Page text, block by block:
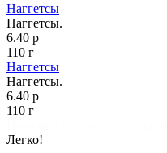
Наггетсы
Наггетсы.
6.40 р
110 г
Наггетсы
Наггетсы.
6.40 р
110 г
Легко!